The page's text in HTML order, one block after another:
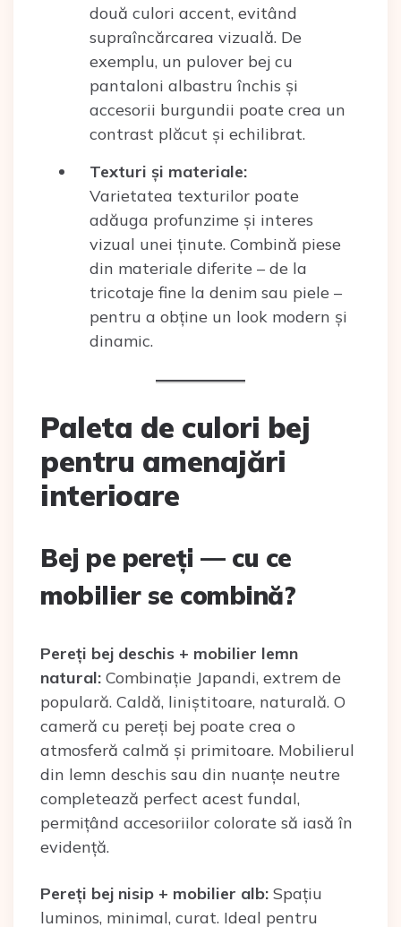
două culori accent, evitând
supraîncărcarea vizuală. De
exemplu, un pulover bej cu
pantaloni albastru închis și
accesorii burgundii poate crea un
contrast plăcut și echilibrat.
Texturi și materiale:
Varietatea texturilor poate
adăuga profunzime și interes
vizual unei ținute. Combină piese
din materiale diferite – de la
tricotaje fine la denim sau piele –
pentru a obține un look modern și
dinamic.
Paleta de culori bej
pentru amenajări
interioare
Bej pe pereți — cu ce
mobilier se combină?
Pereți bej deschis + mobilier lemn
natural: Combinație Japandi, extrem de
populară. Caldă, liniștitoare, naturală. O
cameră cu pereți bej poate crea o
atmosferă calmă și primitoare. Mobilierul
din lemn deschis sau din nuanțe neutre
completează perfect acest fundal,
permițând accesoriilor colorate să iasă în
evidență.
Pereți bej nisip + mobilier alb: Spațiu
luminos, minimal, curat. Ideal pentru